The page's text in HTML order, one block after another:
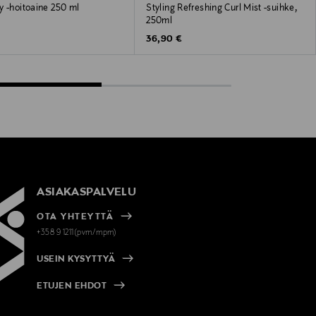
-hoitoaine 250 ml
Styling Refreshing Curl Mist -suihke,
250ml
Original Price
36,90 €
ASIAKASPALVELU
OTA YHTEYTTÄ
+358 9 1211(pvm/mpm)
USEIN KYSYTTYÄ
ETUJEN EHDOT